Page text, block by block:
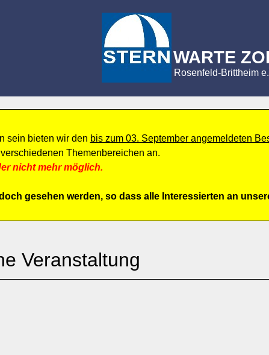
WARTE
Rosenfeld-Brittheim
sein bieten wir den bis zum 03. September angemeldeten
Themenbereichen an.
nicht mehr möglich.
gesehen werden, so dass alle Interessierten an
Veranstaltung